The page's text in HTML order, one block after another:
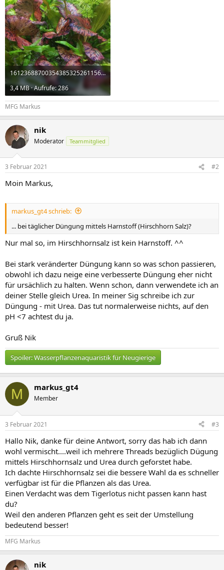
16123688700354385325261156915183.jpg
3,4 MB · Aufrufe: 286
MFG Markus
nik
Moderator Teammitglied
3 Februar 2021 #2
Moin Markus,
markus_gt4 schrieb:
... bei täglicher Düngung mittels Harnstoff (Hirschhorn Salz)?
Nur mal so, im Hirschhornsalz ist kein Harnstoff. ^^
Bei stark veränderter Düngung kann so was schon passieren,
obwohl ich dazu neige eine verbesserte Düngung eher nicht
für ursächlich zu halten. Wenn schon, dann verwendete ich an
deiner Stelle gleich Urea. In meiner Sig schreibe ich zur
Düngung - mit Urea. Das tut normalerweise nichts, auf den
pH <7 achtest du ja.
Gruß Nik
Spoiler:Wasserpflanzenaquaristik für Neugierige
M markus_gt4
Member
3 Februar 2021 #3
Hallo Nik, danke für deine Antwort, sorry das hab ich dann
wohl vermischt....weil ich mehrere Threads bezüglich Dügung
mittels Hirschhornsalz und Urea durch geforstet habe.
Ich dachte Hirschhornsalz sei die bessere Wahl da es schneller
verfügbar ist für die Pflanzen als das Urea.
Einen Verdacht was dem Tigerlotus nicht passen kann hast
du?
Weil den anderen Pflanzen geht es seit der Umstellung
bedeutend besser!
MFG Markus
nik